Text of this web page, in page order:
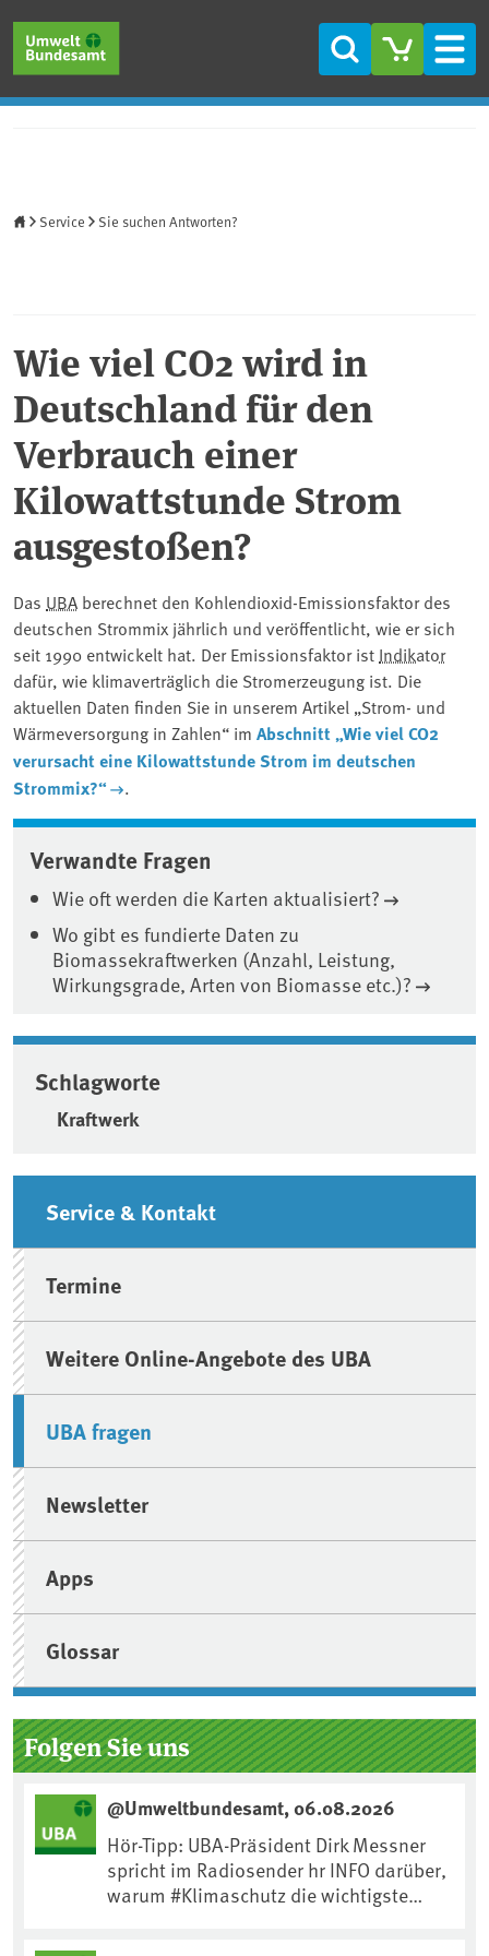
Suche
Service Sie suchen Antworten?
Wie viel CO2 wird in
Deutschland für den
Verbrauch einer
Kilowattstunde Strom
ausgestoßen?
Das UBA berechnet den Kohlendioxid-Emissionsfaktor des
deutschen Strommix jährlich und veröffentlicht, wie er sich
seit 1990 entwickelt hat. Der Emissionsfaktor ist Indikator
dafür, wie klimaverträglich die Stromerzeugung ist. Die
aktuellen Daten finden Sie in unserem Artikel „Strom- und
Wärmeversorgung in Zahlen“ im Abschnitt „Wie viel CO2
verursacht eine Kilowattstunde Strom im deutschen
Strommix?“
.
Verwandte Fragen
Wie oft werden die Karten aktualisiert?
Wo gibt es fundierte Daten zu
Biomassekraftwerken (Anzahl, Leistung,
Wirkungsgrade, Arten von Biomasse etc.)?
Schlagworte
Kraftwerk
Seitenleiste
Service & Kontakt
Termine
Weitere Online-Angebote des UBA
UBA fragen
Newsletter
Apps
Glossar
Folgen Sie uns
@Umweltbundesamt, 06.08.2026
Hör-Tipp: UBA-Präsident Dirk Messner
spricht im Radiosender hr INFO darüber,
warum #Klimaschutz die wichtigste